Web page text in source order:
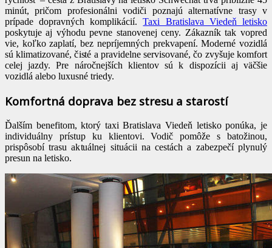
minút, pričom profesionálni vodiči poznajú alternatívne trasy v
prípade dopravných komplikácií.Taxi Bratislava Viedeň letisko
poskytuje aj výhodu pevne stanovenej ceny. Zákazník tak vopred
vie, koľko zaplatí, bez nepríjemných prekvapení. Moderné vozidlá
sú klimatizované, čisté a pravidelne servisované, čo zvyšuje komfort
celej jazdy. Pre náročnejších klientov sú k dispozícii aj väčšie
vozidlá alebo luxusné triedy.
Komfortná doprava bez stresu a starostí
Ďalším benefitom, ktorý taxi Bratislava Viedeň letisko ponúka, je
individuálny prístup ku klientovi. Vodič pomôže s batožinou,
prispôsobí trasu aktuálnej situácii na cestách a zabezpečí plynulý
presun na letisko.